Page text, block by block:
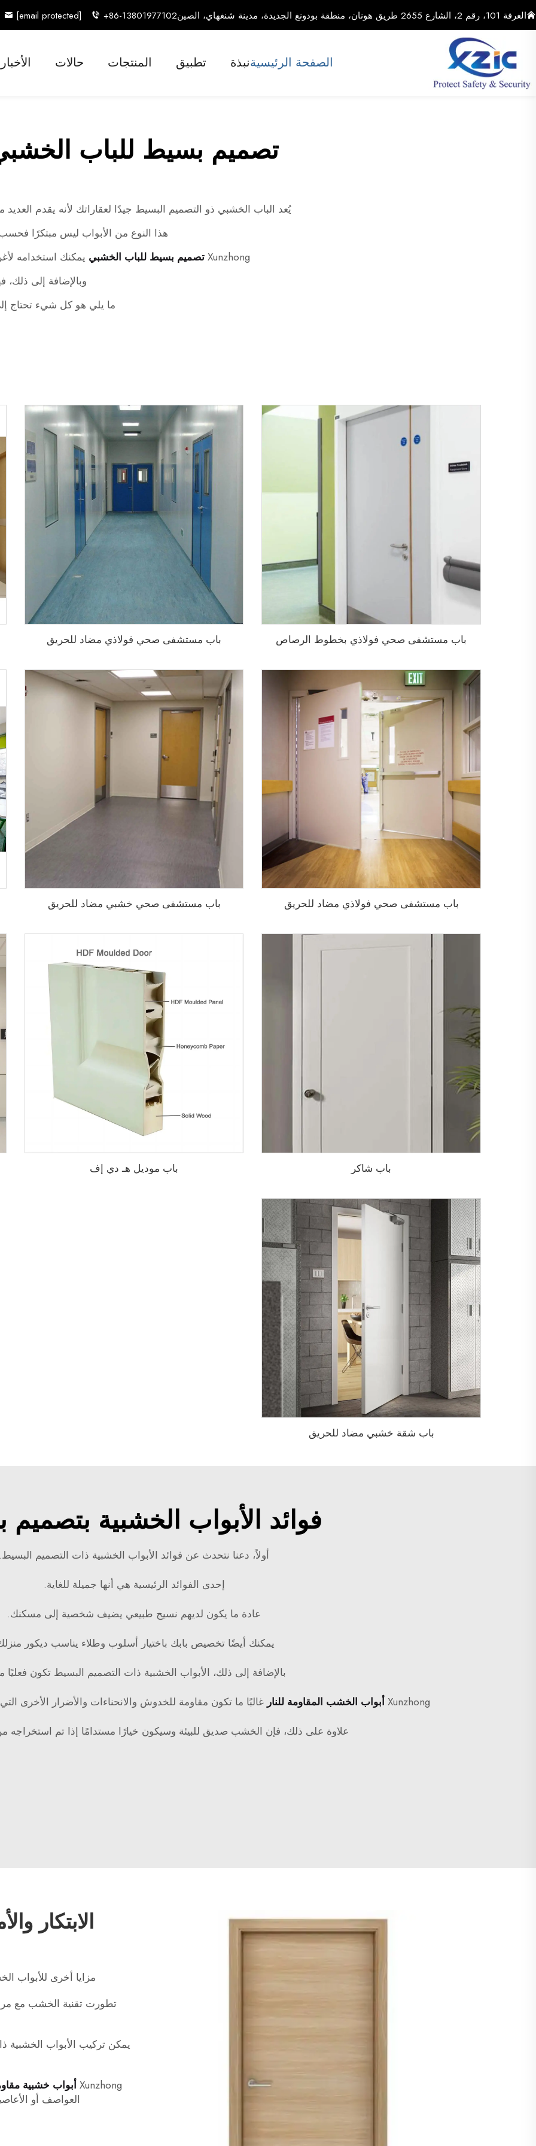
الغرفة 101، رقم 2، الشارع 2655 طريق هونان، منطقة بودونغ الجديدة، مدينة شنغهاي، الصين +86-13801977102
[email protected]
الصفحة الرئيسيةنبذة تطبيق المنتجات حالات الأخبار
تصميم بسيط للباب
يُعد الباب الخشبي ذو التصميم البسيط جيدًا لعقاراتك لأنه يقدم العديد
هذا النوع من الأبواب ليس مبتكرًا فحسب،
Xunzhong تصميم بسيط للباب الخشبي يمكنك استخدامه
وبالإضافة إلى
ما يلي هو كل شيء تحتاج
باب مستشفى صحي فولاذي بخطوط الرصاص باب مستشفى صحي فولاذي مضاد للحريق
باب مستشفى صحي فولاذي مضاد للحريق باب مستشفى صحي خشبي مضاد للحريق
باب شاكر باب موديل هـ دي إف
باب شقة خشبي مضاد للحريق
فوائد الأبواب الخشبية
أولاً، دعنا نتحدث عن فوائد الأبواب الخشبية ذات التصميم
إحدى الفوائد الرئيسية هي أنها جميلة للغاية.
عادة ما يكون لديهم نسيج طبيعي يضيف شخصية إلى مسكنك.
يمكنك أيضًا تخصيص بابك باختيار أسلوب وطلاء يناسب ديكور
بالإضافة إلى ذلك، الأبواب الخشبية ذات التصميم البسيط تكون فعليًا
Xunzhong أبواب الخشب المقاومة للنار غالبًا ما تكون مقاومة للخدوش والانحناءات والأضرار الأخرى
علاوة على ذلك، فإن الخشب صديق للبيئة وسيكون خيارًا مستدامًا إذا تم استخراجه
الابتكار
مزايا أخرى للأبواب
تطورت تقنية الخشب مع
يمكن تركيب الأبواب الخشبية
Xunzhong أبواب خشبية
العواصف أو